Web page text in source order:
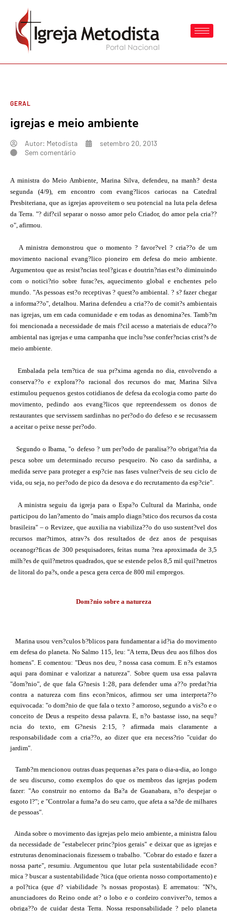
GERAL
igrejas e meio ambiente
Autor: Metodista
setembro 20, 2013
Sem comentário
A ministra do Meio Ambiente, Marina Silva, defendeu, na manh? desta
segunda (4/9), em encontro com evang?licos cariocas na Catedral
Presbiteriana, que as igrejas aproveitem o seu potencial na luta pela defesa
da Terra. "? dif?cil separar o nosso amor pelo Criador, do amor pela cria??
o", afirmou.
A ministra demonstrou que o momento ? favor?vel ? cria??o de um
movimento nacional evang?lico pioneiro em defesa do meio ambiente.
Argumentou que as resist?ncias teol?gicas e doutrin?rias est?o diminuindo
com o notici?rio sobre furac?es, aquecimento global e enchentes pelo
mundo. "As pessoas est?o receptivas ? quest?o ambiental. ? s? fazer chegar
a informa??o", detalhou. Marina defendeu a cria??o de comit?s ambientais
nas igrejas, um em cada comunidade e em todas as denomina?es. Tamb?m
foi mencionada a necessidade de mais f?cil acesso a materiais de educa??o
ambiental nas igrejas e uma campanha que inclu?sse confer?ncias crist?s de
meio ambiente.
Embalada pela tem?tica de sua pr?xima agenda no dia, envolvendo a
conserva??o e explora??o racional dos recursos do mar, Marina Silva
estimulou pequenos gestos cotidianos de defesa da ecologia como parte do
movimento, pedindo aos evang?licos que repreendessem os donos de
restaurantes que servissem sardinhas no per?odo do defeso e se recusassem
a aceitar o peixe nesse per?odo.
Segundo o Ibama, "o defeso ? um per?odo de paralisa??o obrigat?ria da
pesca sobre um determinado recurso pesqueiro. No caso da sardinha, a
medida serve para proteger a esp?cie nas fases vulner?veis de seu ciclo de
vida, ou seja, no per?odo de pico da desova e do recrutamento da esp?cie".
A ministra seguiu da igreja para o Espa?o Cultural da Marinha, onde
participou do lan?amento do "mais amplo diagn?stico dos recursos da costa
brasileira" – o Revizee, que auxilia na viabiliza??o do uso sustent?vel dos
recursos mar?timos, atrav?s dos resultados de dez anos de pesquisas
oceanogr?ficas de 300 pesquisadores, feitas numa ?rea aproximada de 3,5
milh?es de quil?metros quadrados, que se estende pelos 8,5 mil quil?metros
de litoral do pa?s, onde a pesca gera cerca de 800 mil empregos.
Dom?nio sobre a natureza
Marina usou vers?culos b?blicos para fundamentar a id?ia do movimento
em defesa do planeta. No Salmo 115, leu: "A terra, Deus deu aos filhos dos
homens". E comentou: "Deus nos deu, ? nossa casa comum. E n?s estamos
aqui para dominar e valorizar a natureza". Sobre quem usa essa palavra
"dom?nio", de que fala G?nesis 1:28, para defender uma a??o predat?ria
contra a natureza com fins econ?micos, afirmou ser uma interpreta??o
equivocada: "o dom?nio de que fala o texto ? amoroso, segundo a vis?o e o
conceito de Deus a respeito dessa palavra. E, n?o bastasse isso, na sequ?
ncia do texto, em G?nesis 2:15, ? afirmada mais claramente a
responsabilidade com a cria??o, ao dizer que era necess?rio "cuidar do
jardim".
Tamb?m mencionou outras duas pequenas a?es para o dia-a-dia, ao longo
de seu discurso, como exemplos do que os membros das igrejas podem
fazer: "Ao construir no entorno da Ba?a de Guanabara, n?o despejar o
esgoto l?"; e "Controlar a fuma?a do seu carro, que afeta a sa?de de milhares
de pessoas".
Ainda sobre o movimento das igrejas pelo meio ambiente, a ministra falou
da necessidade de "estabelecer princ?pios gerais" e deixar que as igrejas e
estruturas denominacionais fizessem o trabalho. "Cobrar do estado e fazer a
nossa parte", resumiu. Argumentou que lutar pela sustentabilidade econ?
mica ? buscar a sustentabilidade ?tica (que orienta nosso comportamento) e
a pol?tica (que d? viabilidade ?s nossas propostas). E arrematou: "N?s,
anunciadores do Reino onde at? o lobo e o cordeiro conviver?o, temos a
obriga??o de cuidar desta Terra. Nossa responsabilidade ? pelo planeta